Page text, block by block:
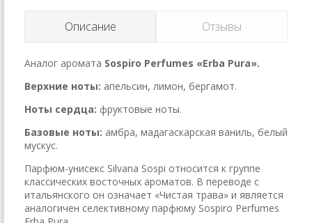
Описание Отзывы
Аналог аромата Sospiro Perfumes «Erba Pura».
Верхние ноты: апельсин, лимон, бергамот.
Ноты сердца: фруктовые ноты.
Базовые ноты: амбра, мадагаскарская ваниль, белый
мускус.
Парфюм-унисекс Silvana Sospi относится к группе
классических восточных ароматов. В переводе с
итальянского он означает «Чистая трава» и является
аналогичен селективному парфюму Sospiro Perfumes